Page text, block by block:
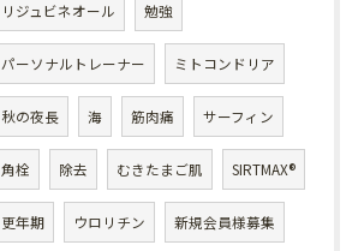
リジュビネオール 勉強
パーソナルトレーナー ミトコンドリア
秋の夜長 海 筋肉痛 サーフィン
角栓 除去 むきたまご肌 SIRTMAX®
更年期 ウロリチン 新規会員様募集